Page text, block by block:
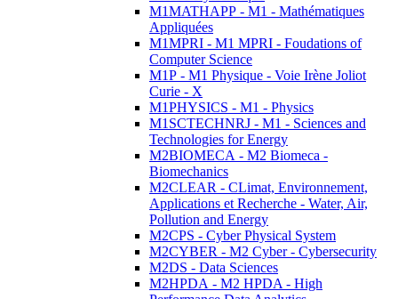
M1MATHAPP - M1 - Mathématiques
Appliquées
M1MPRI - M1 MPRI - Foudations of
Computer Science
M1P - M1 Physique - Voie Irène Joliot
Curie - X
M1PHYSICS - M1 - Physics
M1SCTECHNRJ - M1 - Sciences and
Technologies for Energy
M2BIOMECA - M2 Biomeca -
Biomechanics
M2CLEAR - CLimat, Environnement,
Applications et Recherche - Water, Air,
Pollution and Energy
M2CPS - Cyber Physical System
M2CYBER - M2 Cyber - Cybersecurity
M2DS - Data Sciences
M2HPDA - M2 HPDA - High